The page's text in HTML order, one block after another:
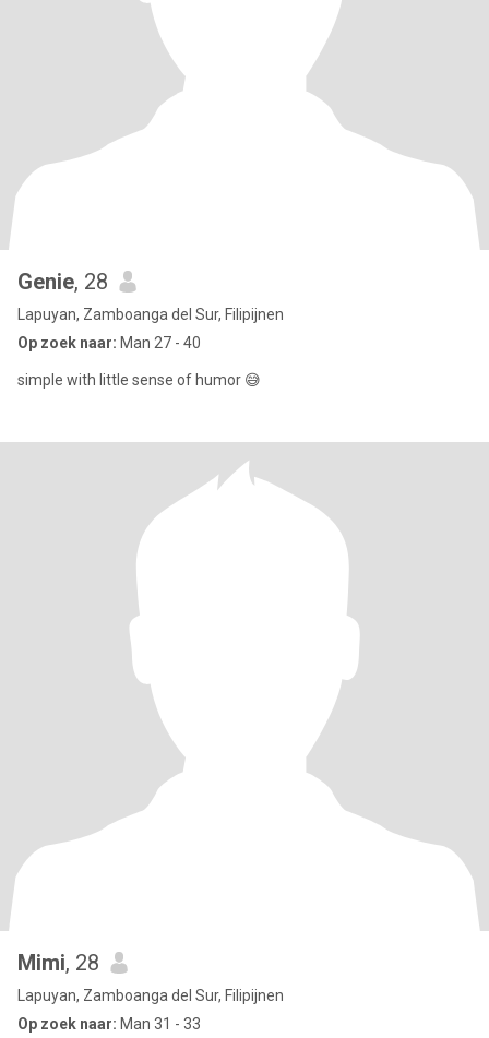
Genie, 28
Lapuyan, Zamboanga del Sur, Filipijnen
Op zoek naar: Man 27 - 40
simple with little sense of humor 😅
Mimi, 28
Lapuyan, Zamboanga del Sur, Filipijnen
Op zoek naar: Man 31 - 33